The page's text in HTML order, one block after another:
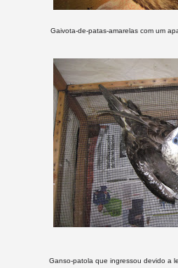
Gaivota-de-patas-amarelas com um
Ganso-patola que ingressou devido a